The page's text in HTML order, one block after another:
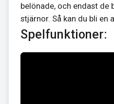
belönade, och endast de
stjärnor. Så kan du bli en
Spelfunktioner: